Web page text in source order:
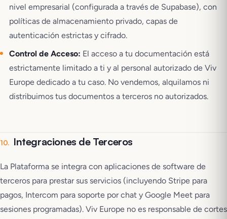
nivel empresarial (configurada a través de Supabase), con
políticas de almacenamiento privado, capas de
autenticación estrictas y cifrado.
Control de Acceso: El acceso a tu documentación está
estrictamente limitado a ti y al personal autorizado de Viv
Europe dedicado a tu caso. No vendemos, alquilamos ni
distribuimos tus documentos a terceros no autorizados.
10. Integraciones de Terceros
La Plataforma se integra con aplicaciones de software de
terceros para prestar sus servicios (incluyendo Stripe para
pagos, Intercom para soporte por chat y Google Meet para
sesiones programadas). Viv Europe no es responsable de cortes